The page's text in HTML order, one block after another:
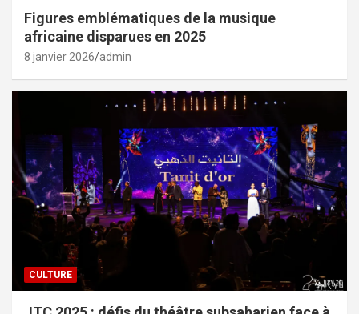
Figures emblématiques de la musique
africaine disparues en 2025
8 janvier 2026 admin
CULTURE